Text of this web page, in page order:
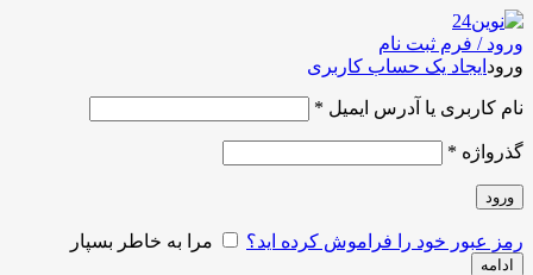
ورود / فرم ثبت نام
ورود ایجاد یک حساب کاربری
نام کاربری یا آدرس ایمیل *
گذرواژه *
ورود
رمز عبور خود را فراموش کرده اید؟ مرا به خاطر بسپار
ادامه